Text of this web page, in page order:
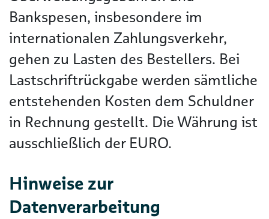
Bankspesen, insbesondere im
internationalen Zahlungsverkehr,
gehen zu Lasten des Bestellers. Bei
Lastschriftrückgabe werden sämtliche
entstehenden Kosten dem Schuldner
in Rechnung gestellt. Die Währung ist
ausschließlich der EURO.
Hinweise zur
Datenverarbeitung